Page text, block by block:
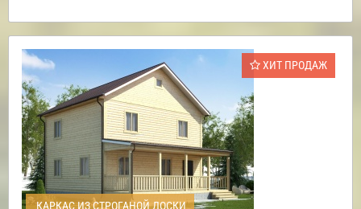
ХИТ ПРОДАЖ
КАРКАС ИЗ СТРОГАНОЙ ДОСКИ